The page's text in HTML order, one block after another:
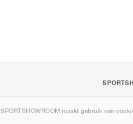
SPORTSHOWROOM maakt gebruik vanContact